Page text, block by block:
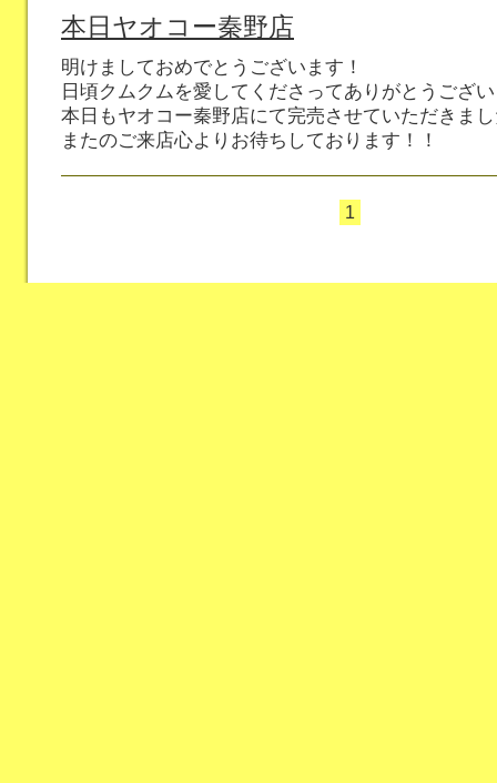
本日ヤオコー秦野店
明けましておめでとうございます！
日頃クムクムを愛してくださってありがとうござ
本日もヤオコー秦野店にて完売させていただきま
またのご来店心よりお待ちしております！！
1